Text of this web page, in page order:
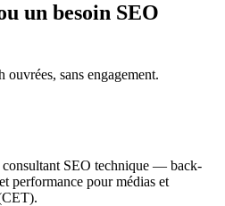
un besoin SEO
ouvrées, sans engagement.
SEO technique — back-
performance pour médias et